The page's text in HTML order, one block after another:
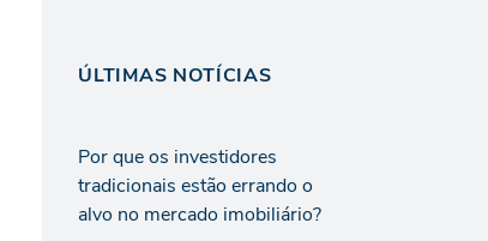
ÚLTIMAS NOTÍCIAS
Por que os investidores
tradicionais estão errando o
alvo no mercado imobiliário?